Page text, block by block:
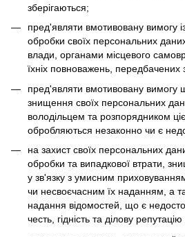
зберігаються;
пред'являти вмотивовану вимогу
обробки своїх персональних
влади, органами місцевого
їхніх повноважень, передбачених
пред'являти вмотивовану вимогу
знищення своїх персональних
володільцем та розпорядником
обробляються незаконно чи є
на захист своїх персональних
обробки та випадкової втрати,
у зв'язку з умисним
чи несвоєчасним їх наданням, а
надання відомостей, що є
честь, гідність та ділову